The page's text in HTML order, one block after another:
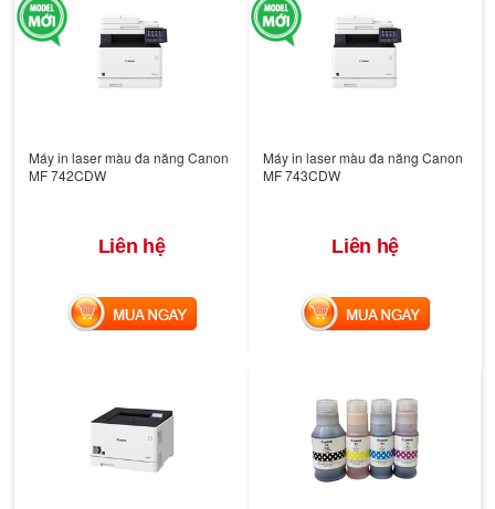
Máy in laser màu đa năng Canon
MF 742CDW
Liên hệ
MUA NGAY
Máy in laser màu đa năng Canon
MF 743CDW
Liên hệ
MUA NGAY